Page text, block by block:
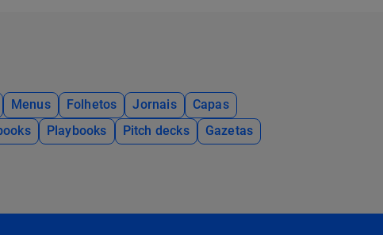
Menus Folhetos Jornais
Capas
Playbooks Pitch decks
Gazetas